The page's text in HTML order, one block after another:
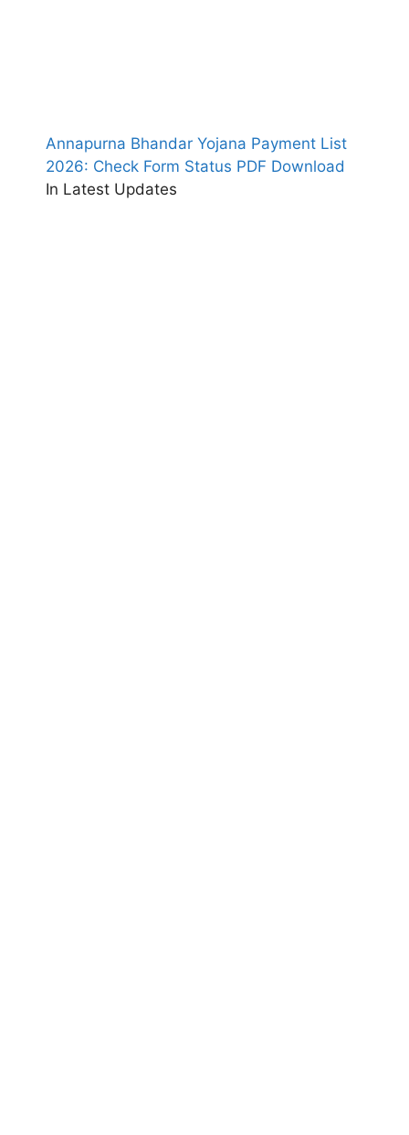
Annapurna Bhandar Yojana Payment List
2026: Check Form Status PDF Download
In Latest Updates